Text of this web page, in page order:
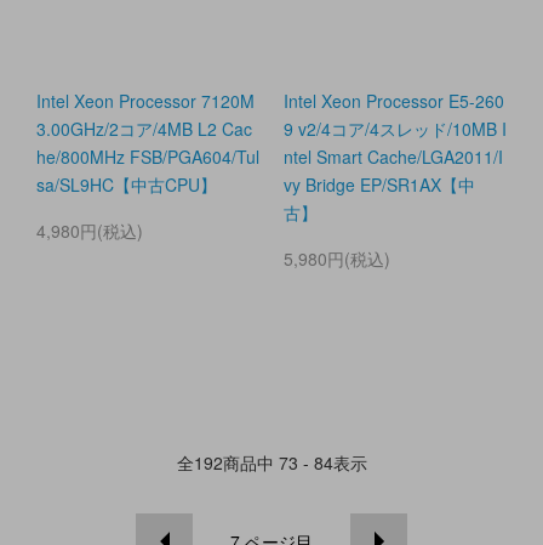
Intel Xeon Processor 7120M
3.00GHz/2コア/4MB L2 Cac
he/800MHz FSB/PGA604/Tul
sa/SL9HC【中古CPU】
4,980円(税込)
Intel Xeon Processor E5-260
9 v2/4コア/4スレッド/10MB I
ntel Smart Cache/LGA2011/I
vy Bridge EP/SR1AX【中
古】
5,980円(税込)
全192商品中 73 - 84表示